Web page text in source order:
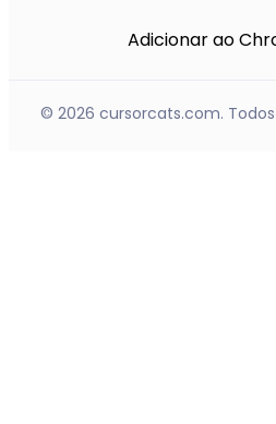
Adicionar ao
© 2026 cursorcats.com.